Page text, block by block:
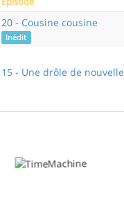
20 - Cousine cousine
Inédit
15 - Une drôle de nouvelle